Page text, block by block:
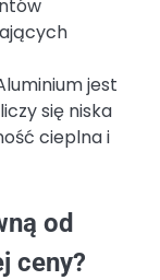
jest
się niska
cieplna i
od
ceny?